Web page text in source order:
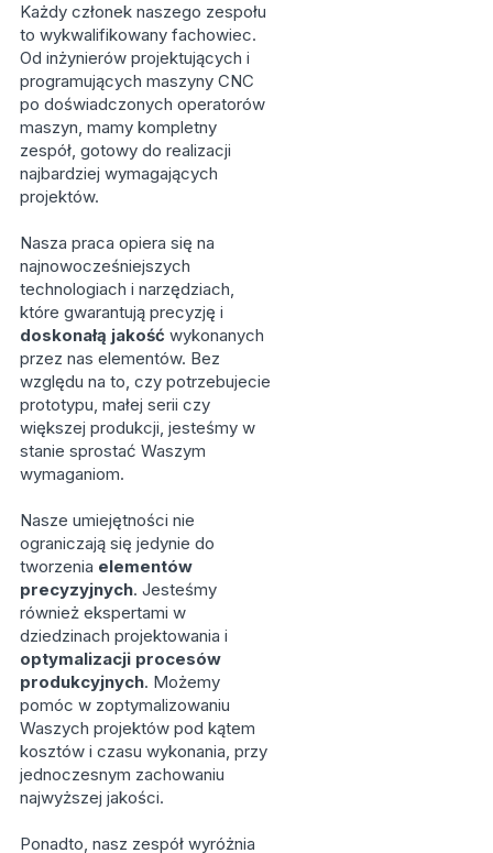
Każdy członek naszego zespołu
to wykwalifikowany fachowiec.
Od inżynierów projektujących i
programujących maszyny CNC
po doświadczonych operatorów
maszyn, mamy kompletny
zespół, gotowy do realizacji
najbardziej wymagających
projektów.
Nasza praca opiera się na
najnowocześniejszych
technologiach i narzędziach,
które gwarantują precyzję i
doskonałą jakość wykonanych
przez nas elementów. Bez
względu na to, czy potrzebujecie
prototypu, małej serii czy
większej produkcji, jesteśmy w
stanie sprostać Waszym
wymaganiom.
Nasze umiejętności nie
ograniczają się jedynie do
tworzenia elementów
precyzyjnych. Jesteśmy
również ekspertami w
dziedzinach projektowania i
optymalizacji procesów
produkcyjnych. Możemy
pomóc w zoptymalizowaniu
Waszych projektów pod kątem
kosztów i czasu wykonania, przy
jednoczesnym zachowaniu
najwyższej jakości.
Ponadto, nasz zespół wyróżnia